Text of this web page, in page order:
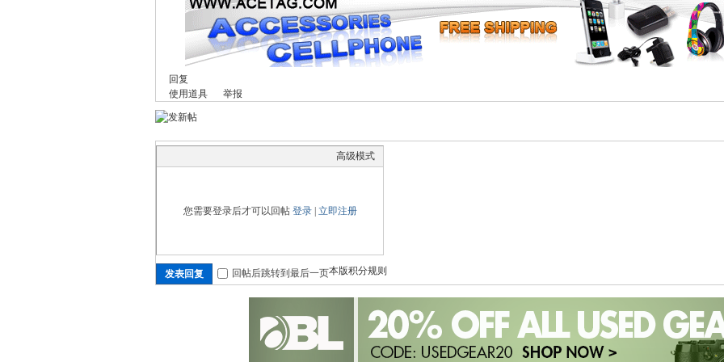
回复
使用道具
举报
高级模式
您需要登录后才可以回帖 登录| 立即注册
本版积分规则
发表回复 回帖后跳转到最后一页